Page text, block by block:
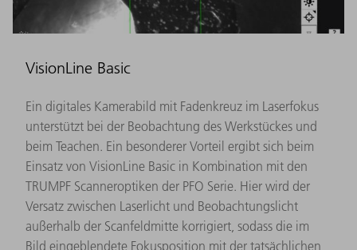
VisionLine Basic
Ein digitales Kamerabild mit Fadenkreuz im Laserfokus
unterstützt bei der Beobachtung des Werkstückes und
beim Teachen. Ein besonderer Vorteil ergibt sich beim
Einsatz von VisionLine Basic in Kombination mit den
TRUMPF Scanneroptiken der PFO Serie. Hier wird der
Ver­satz zwischen Laserlicht und Beobachtungslicht
außerhalb der Scanfeldmitte korrigiert, sodass die im
Bild eingeblendete Fokusposition mit der tatsächlichen